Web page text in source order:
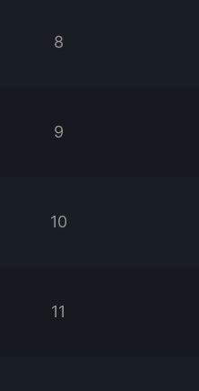
8
9
10
11